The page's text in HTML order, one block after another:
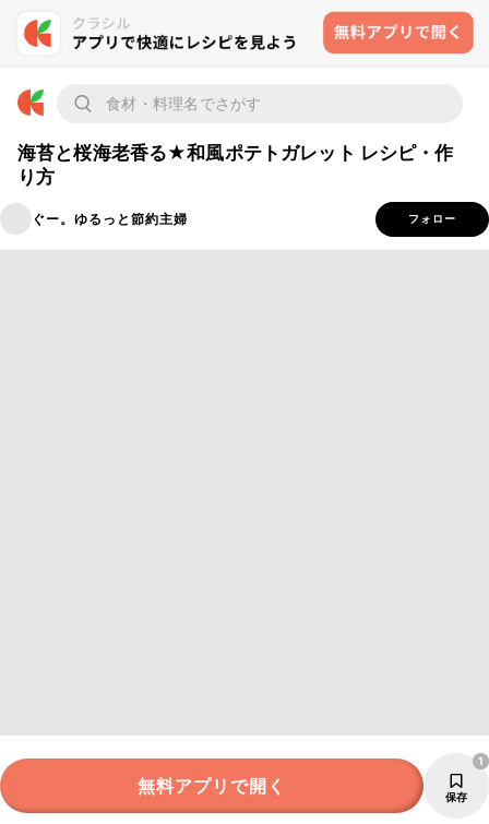
海苔と桜海老香る★和風ポテトガレット レシピ・作
り方
ぐー。ゆるっと節約主婦 フォロー
無料アプリで開く 保存
1